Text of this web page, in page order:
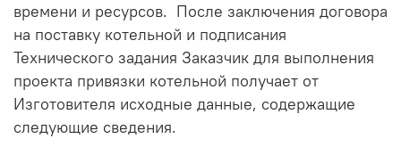
времени и ресурсов. После заключения договора
на поставку котельной и подписания
Технического задания Заказчик для выполнения
проекта привязки котельной получает от
Изготовителя исходные данные, содержащие
следующие сведения.